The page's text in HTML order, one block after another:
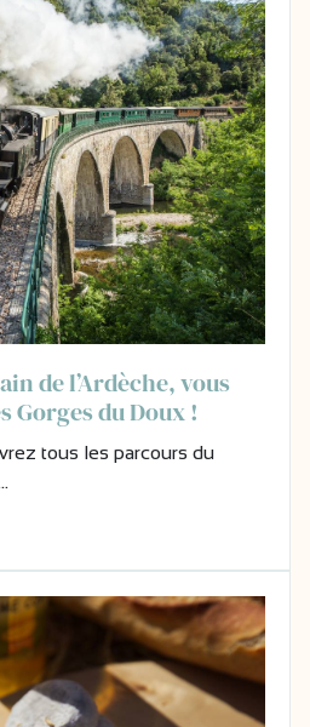
de l’Ardèche, vous
Gorges du Doux !
tous les parcours du